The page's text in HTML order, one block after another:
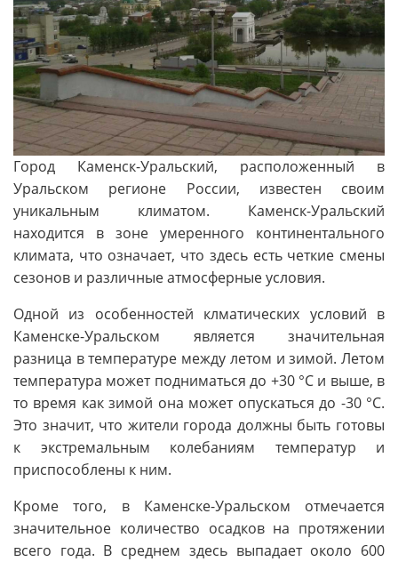
Город Каменск-Уральский, расположенный в
Уральском регионе России, известен своим
уникальным климатом. Каменск-Уральский
находится в зоне умеренного континентального
климата, что означает, что здесь есть четкие смены
сезонов и различные атмосферные условия.
Одной из особенностей клматических условий в
Каменске-Уральском является значительная
разница в температуре между летом и зимой. Летом
температура может подниматься до +30 °C и выше, в
то время как зимой она может опускаться до -30 °C.
Это значит, что жители города должны быть готовы
к экстремальным колебаниям температур и
приспособлены к ним.
Кроме того, в Каменске-Уральском отмечается
значительное количество осадков на протяжении
всего года. В среднем здесь выпадает около 600